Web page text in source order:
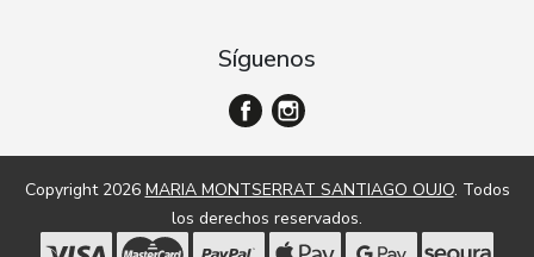
Síguenos
Copyright 2026 MARIA MONTSERRAT SANTIAGO OUJO. Todos
los derechos reservados.